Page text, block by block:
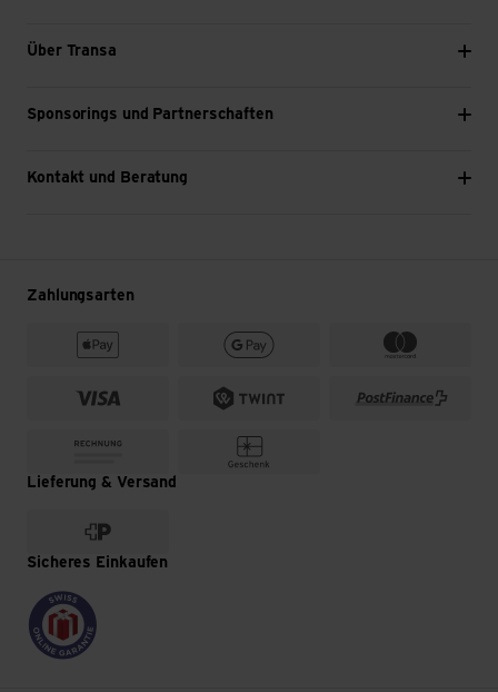
Über Transa
Sponsorings und Partnerschaften
Kontakt und Beratung
Zahlungsarten
Lieferung & Versand
Sicheres Einkaufen